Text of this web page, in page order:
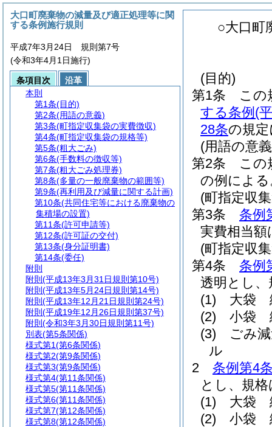
○大口町
(目的)
第1条
この
する条例 (
28条の規
(用語の意
第2条
この
の例による
(町指定収
第3条
条例
実費相当
(町指定収
第4条
条例
透明とし
(1)
大袋
(2)
小袋
(3)
ごみ
ル
2
条例第4
とし、規
(1)
大袋
(2)
小袋
大口町廃棄物の減量及び適正処理等に関
する条例施行規則
平成7年3月24日 規則第7号
(令和3年4月1日施行)
条項目次
沿革
本則
第1条(目的)
第2条(用語の意義)
第3条(町指定収集袋の実費徴収)
第4条(町指定収集袋の規格等)
第5条(粗大ごみ)
第6条(手数料の徴収等)
第7条(粗大ごみ処理券)
第8条(多量の一般廃棄物の範囲等)
第9条(再利用及び減量に関する計画)
第10条(共同住宅等における廃棄物の
集積場の設置)
第11条(許可申請等)
第12条(許可証の交付)
第13条(身分証明書)
第14条(委任)
附則
附則 (平成13年3月31日規則第10号)
附則 (平成13年5月24日規則第14号)
附則 (平成13年12月21日規則第24号)
附則 (平成19年12月26日規則第37号)
附則 (令和3年3月30日規則第11号)
別表(第5条関係)
様式第1(第6条関係)
様式第2(第9条関係)
様式第3(第9条関係)
様式第4(第11条関係)
様式第5(第11条関係)
様式第6(第11条関係)
様式第7(第12条関係)
様式第8(第12条関係)